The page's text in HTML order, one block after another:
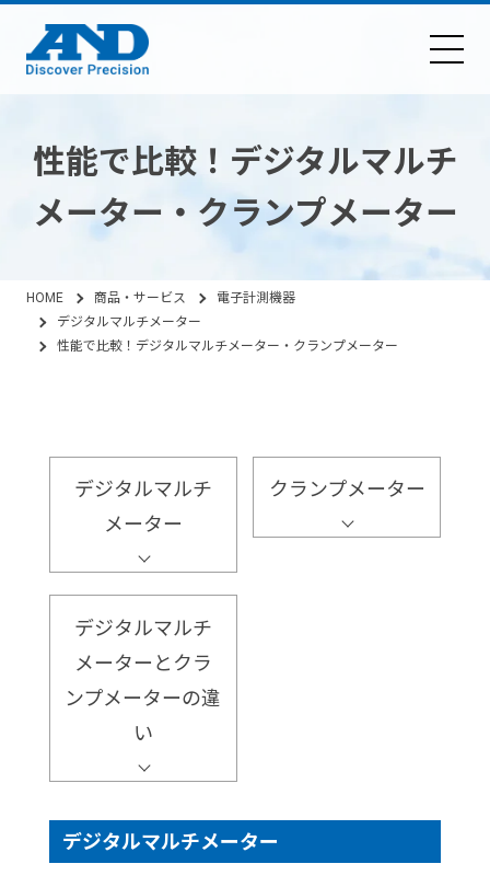
性能で比較！デジタルマルチ
メーター・クランプメーター
HOME 商品・サービス
電子計測機器
デジタルマルチメーター
性能で比較！デジタルマルチメーター・クランプメーター
デジタルマルチ
メーター
クランプメーター
デジタルマルチ
メーターとクラ
ンプメーターの違
い
デジタルマルチメーター